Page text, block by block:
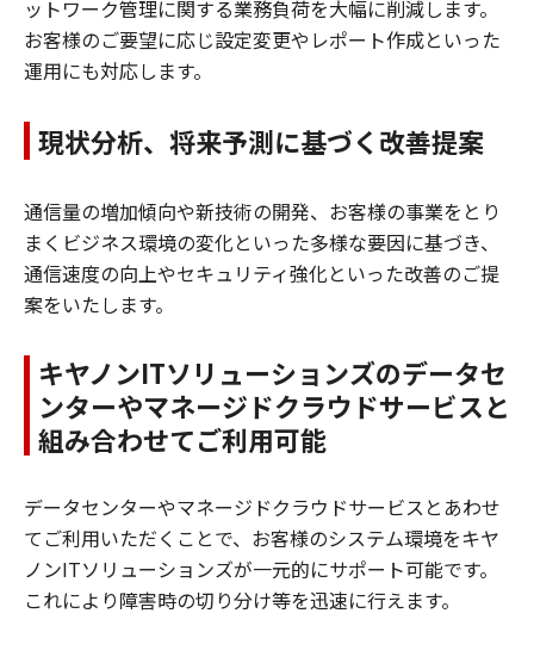
ットワーク管理に関する業務負荷を大幅に削減します。
お客様のご要望に応じ設定変更やレポート作成といった
運用にも対応します。
現状分析、将来予測に基づく改善提案
通信量の増加傾向や新技術の開発、お客様の事業をとり
まくビジネス環境の変化といった多様な要因に基づき、
通信速度の向上やセキュリティ強化といった改善のご提
案をいたします。
キヤノンITソリューションズのデータセ
ンターやマネージドクラウドサービスと
組み合わせてご利用可能
データセンターやマネージドクラウドサービスとあわせ
てご利用いただくことで、お客様のシステム環境をキヤ
ノンITソリューションズが一元的にサポート可能です。
これにより障害時の切り分け等を迅速に行えます。